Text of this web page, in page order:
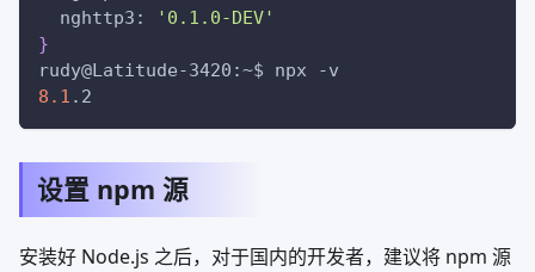
  nghttp3:
'0.1.0-DEV'
}
rudy@Latitude-3420:~$ npx
-v
8.1 .2
设置 npm 源
安装好 Node.js 之后，对于国内的开发者，建议将 npm 源